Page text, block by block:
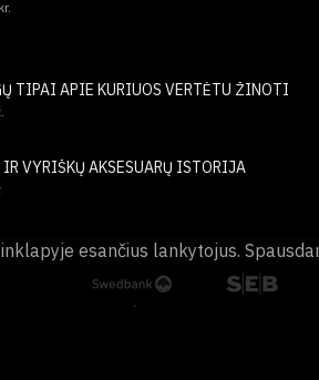
TIPAI APIE KURIUOS VERTĖTU ŽINOTI
IR VYRIŠKŲ AKSESUARŲ ISTORIJA
esančius lankytojus.